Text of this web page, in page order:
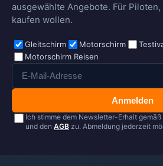
ausgewählte Angebote. Für Piloten,
kaufen wollen.
Gleitschirm Motorschirm
Motorschirm Reisen
Anmelden
Ich stimme dem Newsletter-Erhalt gemäß
und den AGB zu. Abmeldung jederzeit